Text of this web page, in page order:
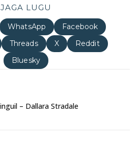
JAGA LUGU
WhatsApp
Facebook
Threads X
Reddit
Bluesky
– Dallara Stradale